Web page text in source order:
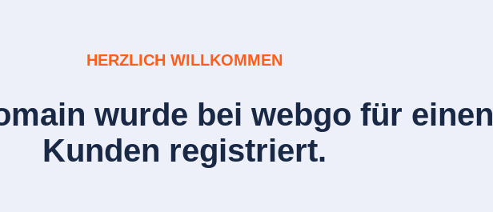
HERZLICH WILLKOMMEN
wurde bei webgo für einen
Kunden registriert.